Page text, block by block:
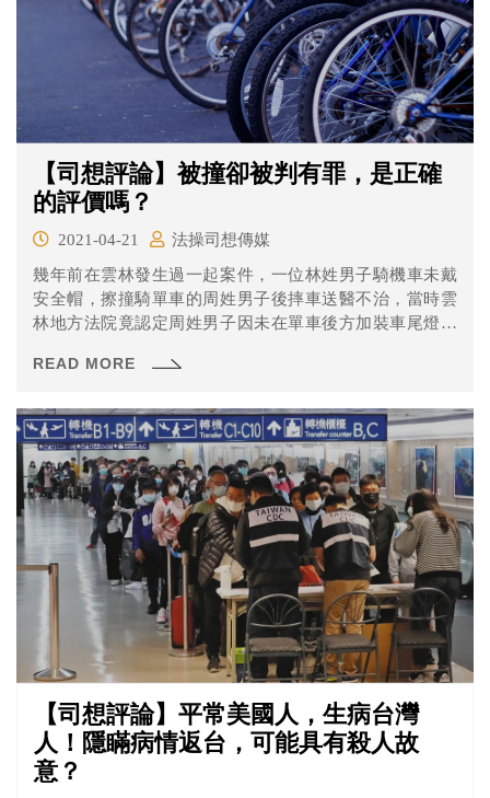
【司想評論】被撞卻被判有罪，是正確
的評價嗎？
2021-04-21
法操司想傳媒
幾年前在雲林發生過一起案件，一位林姓男子騎機車未戴
安全帽，擦撞騎單車的周姓男子後摔車送醫不治，當時雲
林地方法院竟認定周姓男子因未在單車後方加裝車尾燈，
罪？這樣的判決合理嗎？讓《法操》帶您一同解析。
READ MORE
【司想評論】平常美國人，生病台灣
人！隱瞞病情返台，可能具有殺人故
意？